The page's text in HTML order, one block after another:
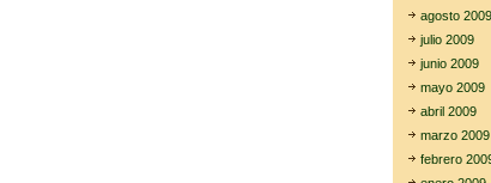
agosto 2009
julio 2009
junio 2009
mayo 2009
abril 2009
marzo 2009
febrero